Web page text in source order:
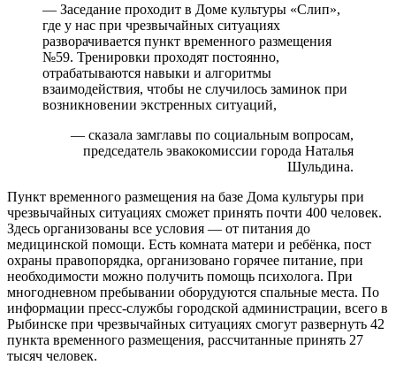
— Заседание проходит в Доме культуры «Слип»,
где у нас при чрезвычайных ситуациях
разворачивается пункт временного размещения
№59. Тренировки проходят постоянно,
отрабатываются навыки и алгоритмы
взаимодействия, чтобы не случилось заминок при
возникновении экстренных ситуаций,
— сказала замглавы по социальным вопросам,
председатель эвакокомиссии города Наталья
Шульдина.
Пункт временного размещения на базе Дома культуры при
чрезвычайных ситуациях сможет принять почти 400 человек.
Здесь организованы все условия — от питания до
медицинской помощи. Есть комната матери и ребёнка, пост
охраны правопорядка, организовано горячее питание, при
необходимости можно получить помощь психолога. При
многодневном пребывании оборудуются спальные места. По
информации пресс-службы городской администрации, всего в
Рыбинске при чрезвычайных ситуациях смогут развернуть 42
пункта временного размещения, рассчитанные принять 27
тысяч человек.